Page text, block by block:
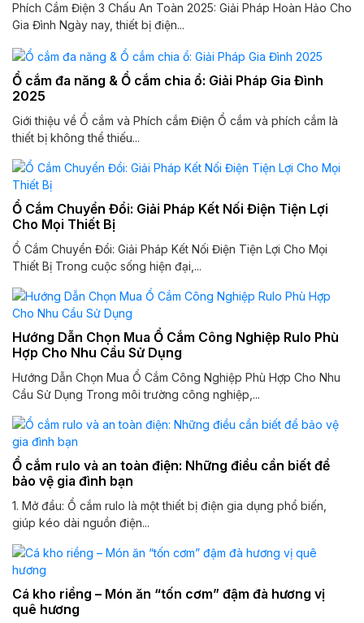
Phích Cắm Điện 3 Chấu An Toàn 2025: Giải Pháp Hoàn Hảo Cho
Gia Đình Ngày nay, thiết bị điện...
Ổ cắm đa năng & Ổ cắm chia ổ: Giải Pháp Gia Đình
2025
Giới thiệu về Ổ cắm và Phích cắm Điện Ổ cắm và phích cắm là
thiết bị không thể thiếu...
Ổ Cắm Chuyển Đổi: Giải Pháp Kết Nối Điện Tiện Lợi
Cho Mọi Thiết Bị
Ổ Cắm Chuyển Đổi: Giải Pháp Kết Nối Điện Tiện Lợi Cho Mọi
Thiết Bị Trong cuộc sống hiện đại,...
Hướng Dẫn Chọn Mua Ổ Cắm Công Nghiệp Rulo Phù
Hợp Cho Nhu Cầu Sử Dụng
Hướng Dẫn Chọn Mua Ổ Cắm Công Nghiệp Phù Hợp Cho Nhu
Cầu Sử Dụng Trong môi trường công nghiệp,...
Ổ cắm rulo và an toàn điện: Những điều cần biết để
bảo vệ gia đình bạn
1. Mở đầu: Ổ cắm rulo là một thiết bị điện gia dụng phổ biến,
giúp kéo dài nguồn điện...
Cá kho riềng – Món ăn “tốn cơm” đậm đà hương vị
quê hương